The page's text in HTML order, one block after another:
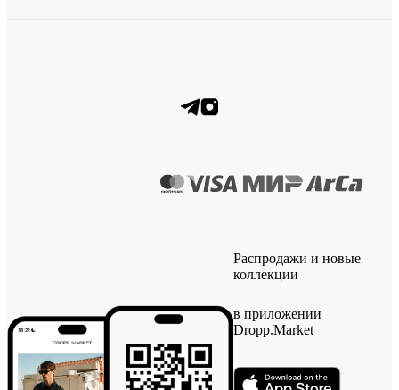
Распродажи и новые
коллекции
в приложении
Dropp.Market